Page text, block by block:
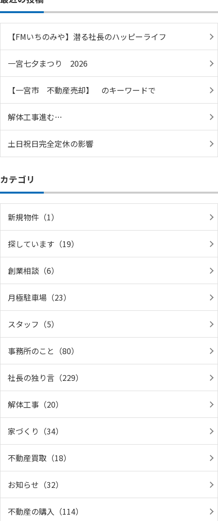
【FMいちのみや】潜る社長のハッピーライフ
一宮七夕まつり 2026
【一宮市 不動産売却】 のキーワードで
解体工事進む…
土日祝日完全定休の影響
カテゴリ
新規物件（1）
探しています（19）
創業相談（6）
月極駐車場（23）
スタッフ（5）
事務所のこと（80）
社長の独り言（229）
解体工事（20）
家づくり（34）
不動産買取（18）
お知らせ（32）
不動産の購入（114）